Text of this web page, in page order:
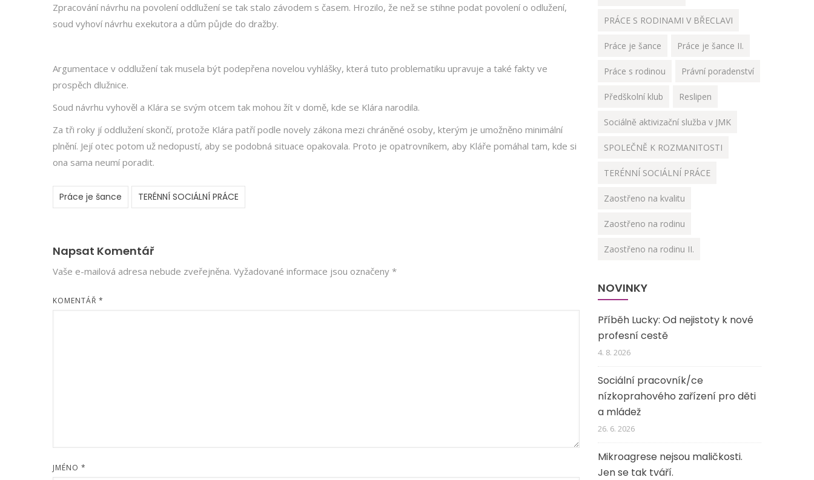
Zpracování návrhu na povolení oddlužení se tak stalo závodem s časem. Hrozilo, že než se stihne podat povolení o odlužení,
soud vyhoví návrhu exekutora a dům půjde do dražby.
Argumentace v oddlužení tak musela být podepřena novelou vyhlášky, která tuto problematiku upravuje a také fakty ve
prospěch dlužnice.
Soud návrhu vyhověl a Klára se svým otcem tak mohou žít v domě, kde se Klára narodila.
Za tři roky jí oddlužení skončí, protože Klára patří podle novely zákona mezi chráněné osoby, kterým je umožněno minimální
plnění. Její otec potom už nedopustí, aby se podobná situace opakovala. Proto je opatrovníkem, aby Kláře pomáhal tam, kde si
ona sama neumí poradit.
Práce je šance TERÉNNÍ SOCIÁLNÍ PRÁCE
Napsat Komentář
Vaše e-mailová adresa nebude zveřejněna. Vyžadované informace jsou označeny *
KOMENTÁŘ *
JMÉNO *
PRÁCE S RODINAMI V BŘECLAVI
Práce je šance Práce je šance II.
Práce s rodinou Právní poradenství
Předškolní klub Reslipen
Sociálně aktivizační služba v JMK
SPOLEČNĚ K ROZMANITOSTI
TERÉNNÍ SOCIÁLNÍ PRÁCE
Zaostřeno na kvalitu
Zaostřeno na rodinu
Zaostřeno na rodinu II.
NOVINKY
Příběh Lucky: Od nejistoty k nové
profesní cestě
4. 8. 2026
Sociální pracovník/ce
nízkoprahového zařízení pro děti
a mládež
26. 6. 2026
Mikroagrese nejsou maličkosti.
Jen se tak tváří.